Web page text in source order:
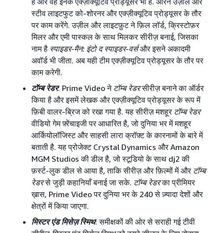
स्टीव लाइटफुट को-शोरनर और एक्ज़ीक्यूटिव प्रोड्यूसर के तौर
पर काम करेंगे. उज़ील और लाइटफ़ुट ने फ़िल लॉर्ड, क्रिस्टोफ़र
मिलर और एमी पास्कल के साथ मिलकर सीरीज़ बनाई, जिसका
नाम है स्पाइडर-मैन: इंटो द स्पाइडर-वर्सऔर इसने अकादमी
अवॉर्ड भी जीता. अब यही टीम एक्ज़ीक्यूटिव प्रोड्यूसर के तौर पर
काम करेगी.
टॉम्ब रेडर: Prime Video ने टॉम्ब रेडरसीरीज़ बनाने का ऑर्डर
किया है और इसमें लेखक और एक्ज़ीक्यूटिव प्रोड्यूसर के रूप में
फ़िबी वालर-ब्रिज को रखा गया है. यह सीरीज़ मशहूर टॉम्ब रेडर
वीडियो गेम फ़्रेंचाइजी पर आधारित है, जो दुनिया भर में मशहूर
आर्कियोलॉजिस्ट और साहसी लारा क्रॉफ़्ट के कारनामों के बारे में
बताती है. यह प्रोजेक्ट Crystal Dynamics और Amazon
MGM Studios की डील है, जो स्टूडियो के साथ dj2 की
फ़र्स्ट-लुक डील से आया है, ताकि सीरीज़ और फ़िल्मों में और टॉम्ब
रेडरसे जुड़ी कहानियाँ बनाई जा सके. टॉम्ब रेडरका प्रीमियर
ख़ास, Prime Video पर दुनिया भर के 240 से ज़्यादा देशों और
क्षेत्रों में किया जाएगा.
मिस्टर एंड मिसेज़ स्मिथ: समीक्षकों की ओर से सराही गई टीवी